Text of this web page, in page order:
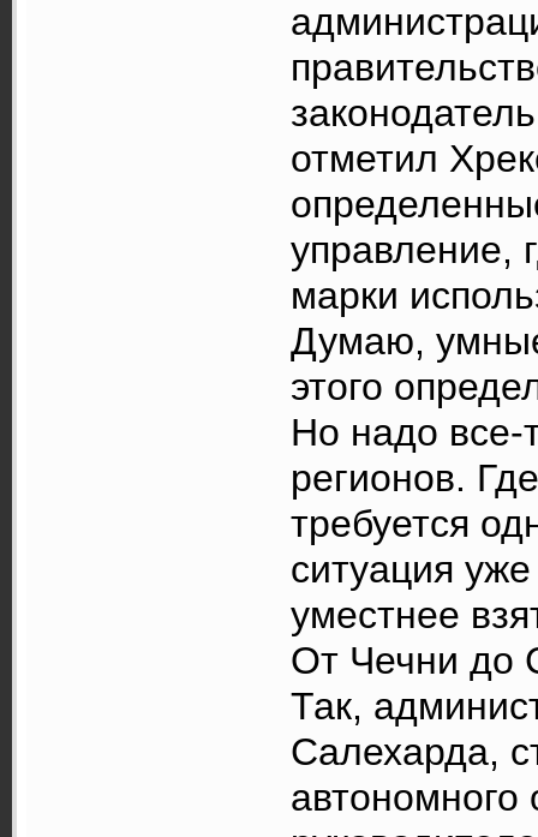
отметил
управление,
марки
Думаю,
этого
Но надо все-
регионов.
требуется
ситуация
уместнее
От Чечни до
Так,
Салехарда,
автономного